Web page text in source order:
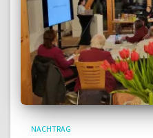
NACHTRAG